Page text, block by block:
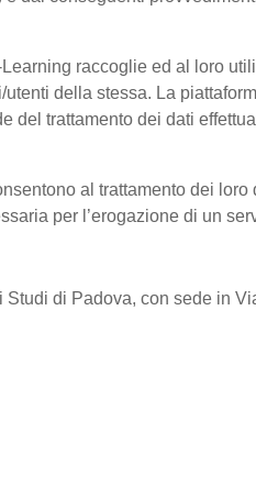
raccoglie ed al loro
della stessa. La
del trattamento dei dati
al trattamento dei loro
per l’erogazione di un
Studi di Padova, con sede in